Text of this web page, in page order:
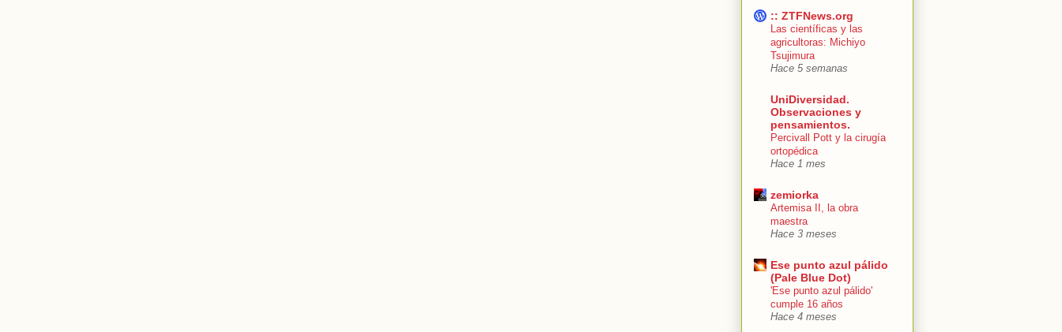
:: ZTFNews.org
Las científicas y las
agricultoras: Michiyo
Tsujimura
Hace 5 semanas
UniDiversidad.
Observaciones y
pensamientos.
Percivall Pott y la cirugía
ortopédica
Hace 1 mes
zemiorka
Artemisa II, la obra
maestra
Hace 3 meses
Ese punto azul pálido
(Pale Blue Dot)
'Ese punto azul pálido'
cumple 16 años
Hace 4 meses